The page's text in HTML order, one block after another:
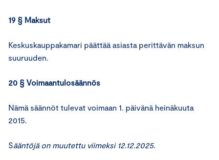
19 § Maksut
Keskuskauppakamari päättää asiasta perittävän maksun
suuruuden.
20 § Voimaantulosäännös
Nämä säännöt tulevat voimaan 1. päivänä heinäkuuta
2015.
Sääntöjä on muutettu viimeksi 12.12.2025.